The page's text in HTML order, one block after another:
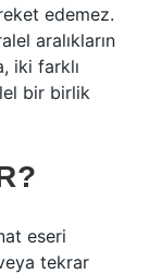
edemez.
aralıkların
iki farklı
bir birlik
eseri
tekrar